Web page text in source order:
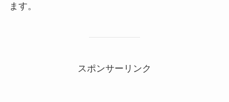
ます。
スポンサーリンク